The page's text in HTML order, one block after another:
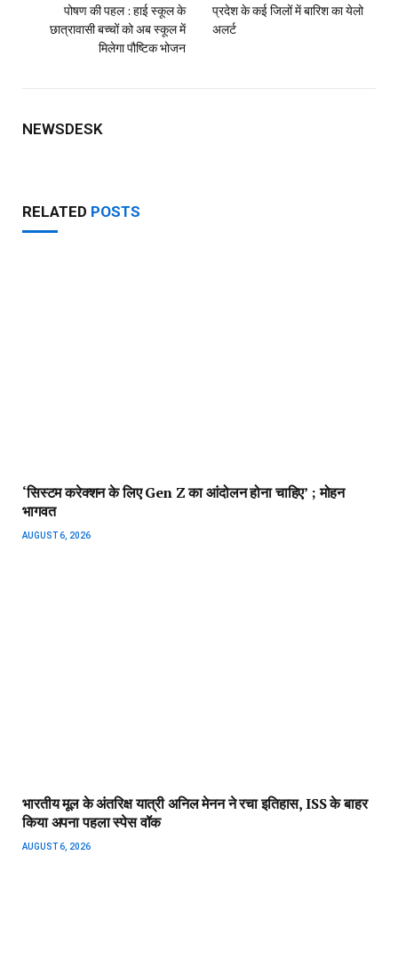
पोषण की पहल : हाई स्कूल के
छात्रावासी बच्चों को अब स्कूल में
मिलेगा पौष्टिक भोजन
प्रदेश के कई जिलों में बारिश का येलो
अलर्ट
NEWSDESK
RELATED POSTS
‘सिस्टम करेक्शन के लिए Gen Z का आंदोलन होना चाहिए’ ; मोहन
भागवत
AUGUST 6, 2026
भारतीय मूल के अंतरिक्ष यात्री अनिल मेनन ने रचा इतिहास, ISS के बाहर
किया अपना पहला स्पेस वॉक
AUGUST 6, 2026